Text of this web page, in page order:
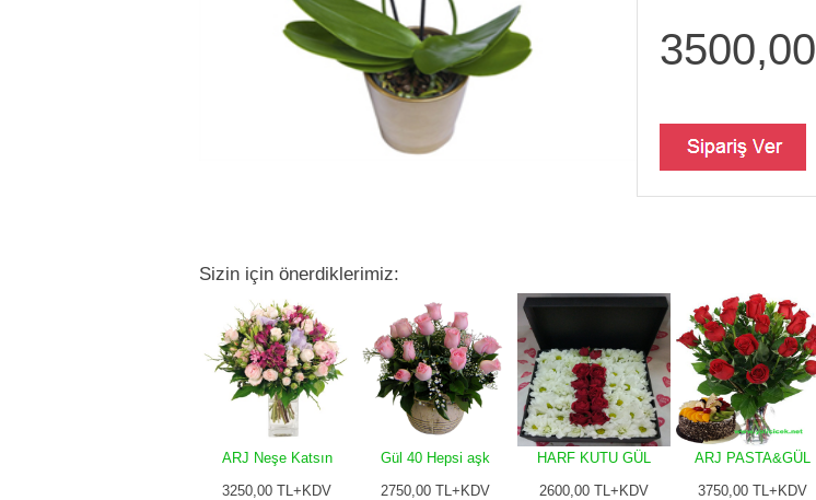
3500,00
Sizin için önerdiklerimiz:
ARJ Neşe Katsın
3250,00 TL+KDV
Gül 40 Hepsi aşk
2750,00 TL+KDV
HARF KUTU GÜL
2600,00 TL+KDV
ARJ PASTA&GÜL
3750,00 TL+KDV